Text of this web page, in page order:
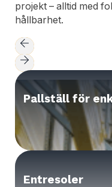
projekt – alltid med
hållbarhet.
Pallställ för
Entresoler